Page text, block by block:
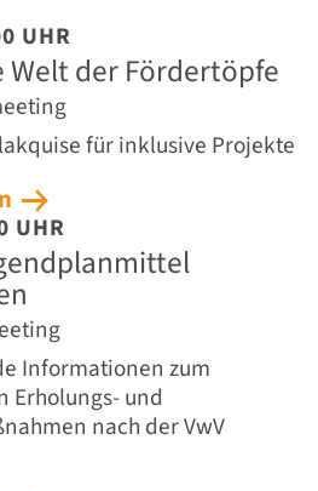
UHR
Welt der Fördertöpfe
für inklusive Projekte
UHR
Informationen zum
Erholungs- und
nach der VwV